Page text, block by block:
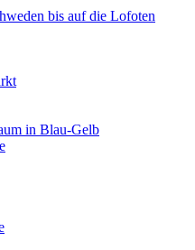
bis auf die Lofoten
in Blau-Gelb